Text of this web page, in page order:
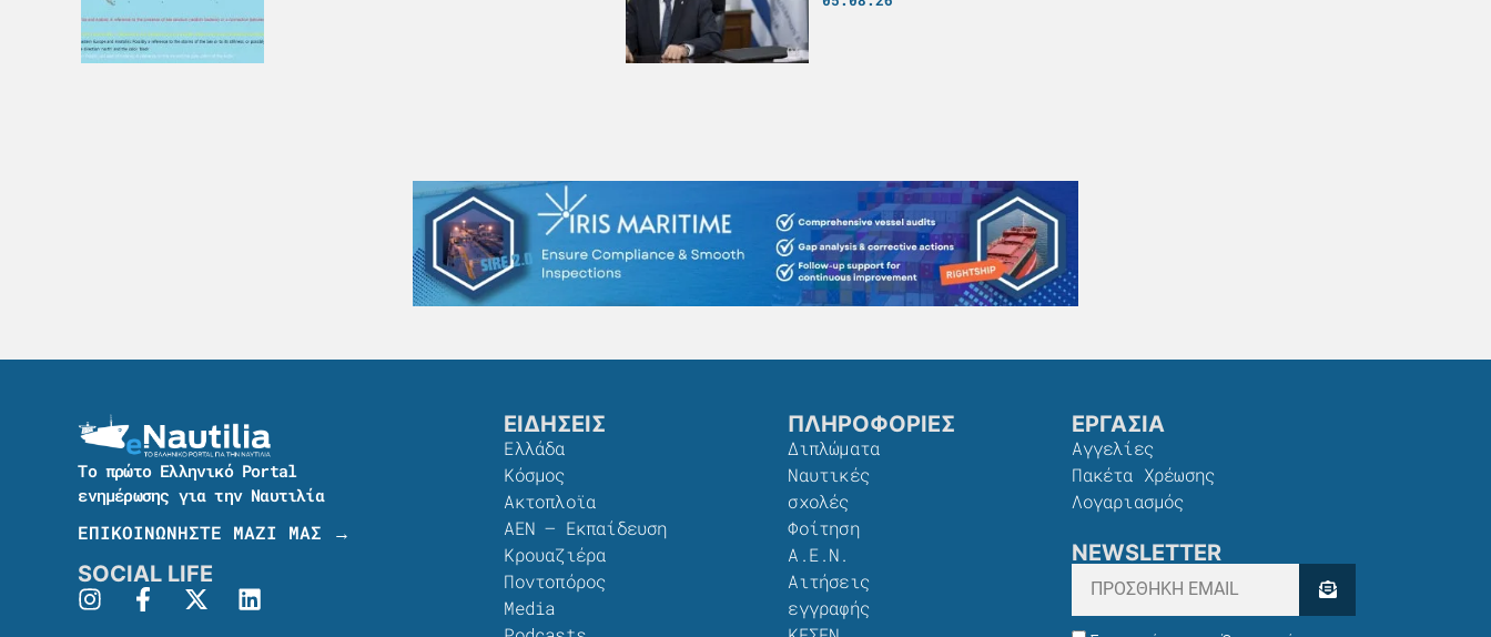
Το πρώτο Ελληνικό Portal
ενημέρωσης για την Ναυτιλία
ΕΠΙΚΟΙΝΩΝΗΣΤΕ ΜΑΖΙ ΜΑΣ →
SOCIAL LIFE
ΕΙΔΗΣΕΙΣ
Ελλάδα
Κόσμος
Ακτοπλοϊα
ΑΕΝ – Εκπαίδευση
Κρουαζιέρα
Ποντοπόρος
Media
ΠΛΗΡΟΦΟΡΙΕΣ
Διπλώματα
Ναυτικές
σχολές
Φοίτηση
Α.Ε.Ν.
Αιτήσεις
εγγραφής
ΕΡΓΑΣΙΑ
Αγγελίες
Πακέτα Χρέωσης​
Λογαριασμός
NEWSLETTER